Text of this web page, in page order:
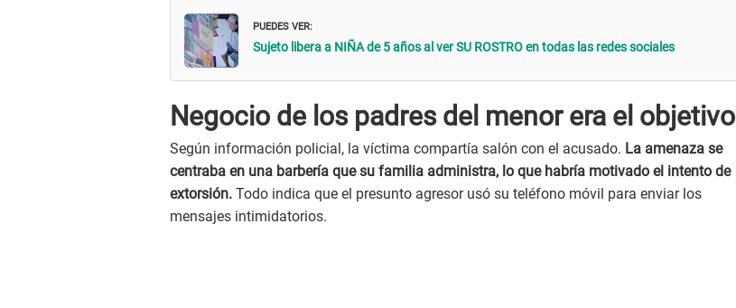
PUEDES VER:
Sujeto libera a NIÑA de 5 años al ver SU ROSTRO en todas las redes sociales
Negocio de los padres del menor era el objetivo
Según información policial, la víctima compartía salón con el acusado. La amenaza se
centraba en una barbería que su familia administra, lo que habría motivado el intento de
extorsión. Todo indica que el presunto agresor usó su teléfono móvil para enviar los
mensajes intimidatorios.